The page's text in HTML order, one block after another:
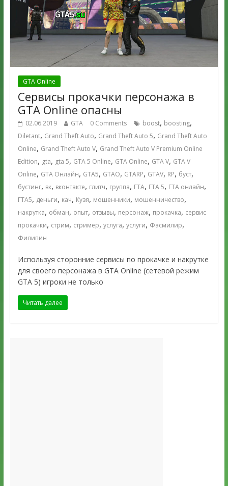
GTA Online
Сервисы прокачки персонажа в
GTA Online опасны
02.06.2019 GTA 0 Comments boost, boosting,
Diletant, Grand Theft Auto, Grand Theft Auto 5, Grand Theft Auto
Online, Grand Theft Auto V, Grand Theft Auto V Premium Online
Edition, gta, gta 5, GTA 5 Online, GTA Online, GTA V, GTA V
Online, GTA Онлайн, GTA5, GTAO, GTARP, GTAV, RP, буст,
бустинг, вк, вконтакте, глитч, группа, ГТА, ГТА 5, ГТА онлайн,
ГТА5, деньги, кач, Кузя, мошенники, мошенничество,
накрутка, обман, опыт, отзывы, персонаж, прокачка, сервис
прокачки, стрим, стример, услуга, услуги, Фасмилир,
Филипин
Используя сторонние сервисы по прокачке и накрутке
для своего персонажа в GTA Online (сетевой режим
GTA 5) игроки не только
Читать далее